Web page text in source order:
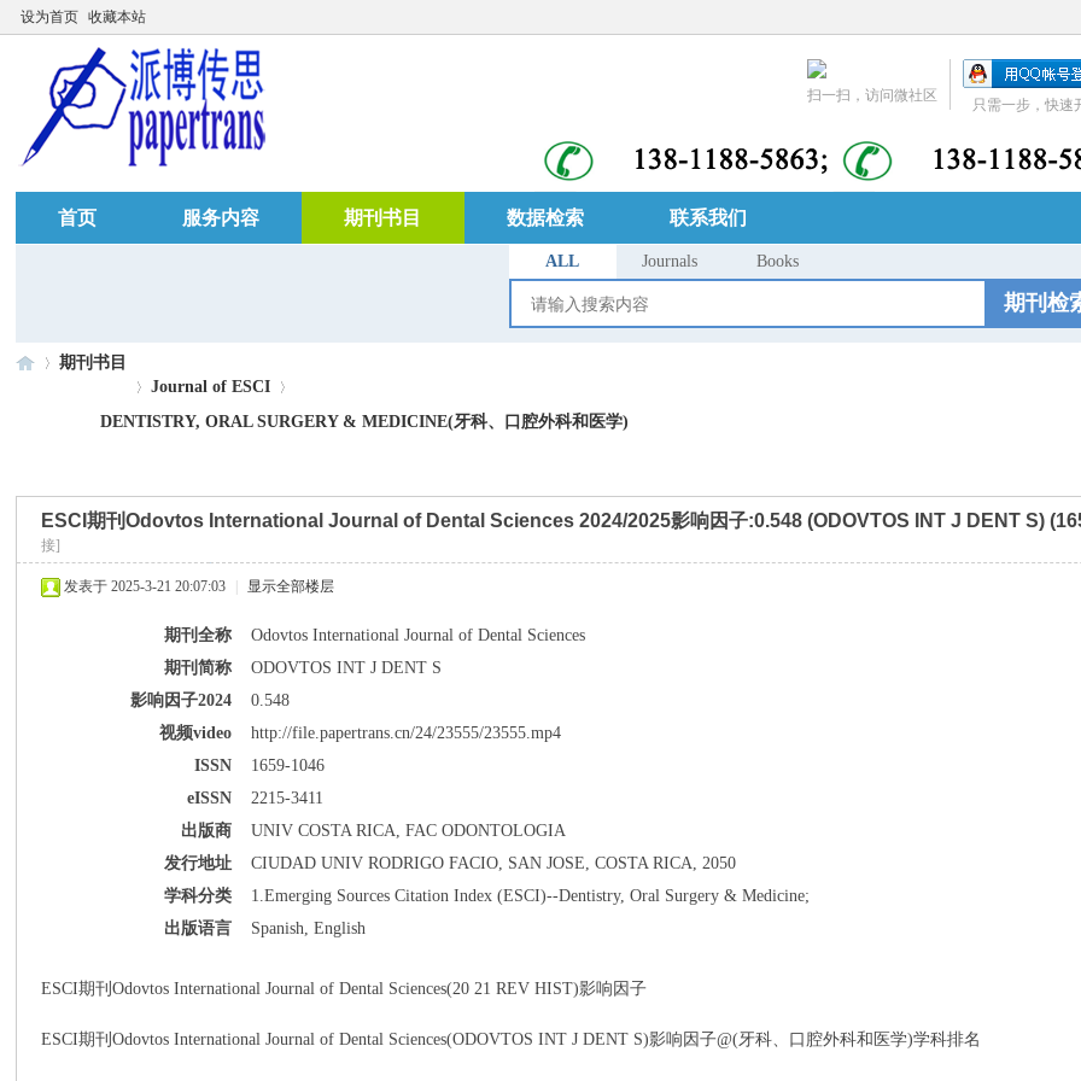
设为首页 收藏本站
只需一步，快速
扫一扫，访问微社区
首页 服务内容 期刊书目 数据检索 联系我们
ALL Journals Books
期刊检
期刊书目
Journal of ESCI
DENTISTRY, ORAL SURGERY & MEDICINE(牙科、口腔外科和医学)
ESCI期刊Odovtos International Journal of Dental Sciences 2024/2025影响因子:0.548 (ODOVTOS INT J DENT S)
接]
发表于 2025-3-21 20:07:03 显示全部楼层
期刊全称
Odovtos International Journal of Dental Sciences
期刊简称
ODOVTOS INT J DENT S
影响因子2024
0.548
视频video
http://file.papertrans.cn/24/23555/23555.mp4
ISSN
1659-1046
eISSN
2215-3411
出版商
UNIV COSTA RICA, FAC ODONTOLOGIA
发行地址
CIUDAD UNIV RODRIGO FACIO, SAN JOSE, COSTA RICA, 2050
学科分类
1.Emerging Sources Citation Index (ESCI)--Dentistry, Oral Surgery & Medicine;
出版语言
Spanish, English
ESCI期刊Odovtos International Journal of Dental Sciences(20 21 REV HIST)影响因子
ESCI期刊Odovtos International Journal of Dental Sciences(ODOVTOS INT J DENT S)影响因子@(牙科、口腔外科和医学)学科排名